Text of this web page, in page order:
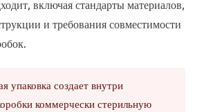
включая стандарты материалов,
и требования совместимости
упаковка создает внутри
коммерчески стерильную